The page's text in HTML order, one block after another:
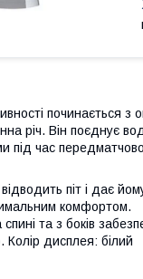
починається
річ. Він поєднує
під час
піт і дає
комфортом.
та з боків
дисплея: білий